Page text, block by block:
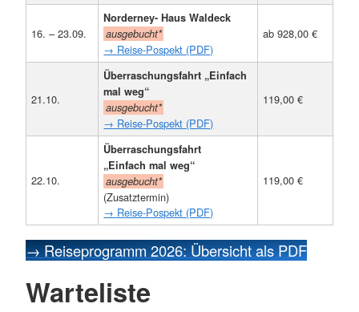
16. – 23.09.
Norderney- Haus Waldeck
ausgebucht*
→ Reise-Pospekt (PDF)
ab 928,00 €
21.10.
Überraschungsfahrt „Einfach
mal weg“
ausgebucht*
→ Reise-Pospekt (PDF)
119,00 €
22.10.
Überraschungsfahrt
„Einfach mal weg“
ausgebucht*
(Zusatztermin)
→ Reise-Pospekt (PDF)
119,00 €
→ Reiseprogramm 2026: Übersicht als PDF
Warteliste